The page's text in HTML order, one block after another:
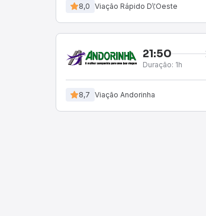
8,0 Viação Rápido D\'Oeste
21:50
Duração: 1h
8,7 Viação Andorinha